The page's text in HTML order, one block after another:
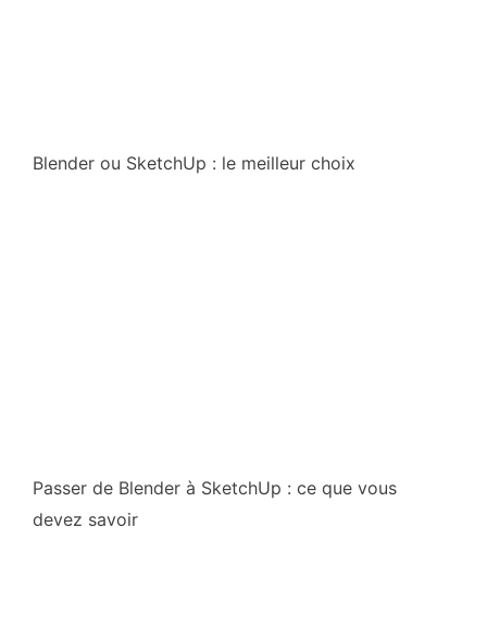
Blender ou SketchUp : le meilleur choix
Passer de Blender à SketchUp : ce que vous
devez savoir